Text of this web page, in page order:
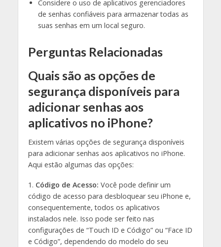
Considere o uso de aplicativos gerenciadores
de senhas confiáveis para armazenar todas as
suas senhas em um local seguro.
Perguntas Relacionadas
Quais são as opções de
segurança disponíveis para
adicionar senhas aos
aplicativos no iPhone?
Existem várias opções de segurança disponíveis
para adicionar senhas aos aplicativos no iPhone.
Aqui estão algumas das opções:
1. Código de Acesso: Você pode definir um
código de acesso para desbloquear seu iPhone e,
consequentemente, todos os aplicativos
instalados nele. Isso pode ser feito nas
configurações de “Touch ID e Código” ou “Face ID
e Código”, dependendo do modelo do seu